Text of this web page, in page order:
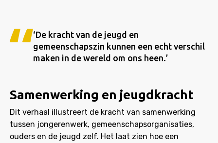
‘De kracht van de jeugd en
gemeenschapszin kunnen een echt verschil
maken in de wereld om ons heen.’
Samenwerking en jeugdkracht
Dit verhaal illustreert de kracht van samenwerking
tussen jongerenwerk, gemeenschapsorganisaties,
ouders en de jeugd zelf. Het laat zien hoe een